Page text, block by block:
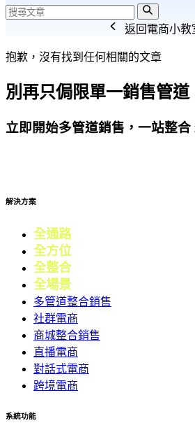
返回電商小教
抱歉，沒有找到任何相關的文章
別再只侷限單一銷售管道
立即開始多管道銷售，一站整
解決方案
全通路電商
全方位
全整合行銷
全場景
多管道整合銷售
社群電商
商城整合銷售
直播電商
對話式電商
跨境電商
系統功能